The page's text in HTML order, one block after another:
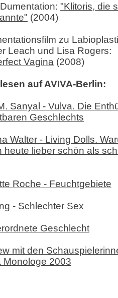
"Klitoris, die
(2004)
zu
Leach und Lisa Rogers:
Vagina (2008)
auf AVIVA-Berlin:
Sanyal - Vulva. Die
Geschlechts
Walter - Living Dolls.
heute lieber schön als
Roche - Feuchtgebiete
- Schlechter Sex
Geschlecht
mit den
Monologe 2003